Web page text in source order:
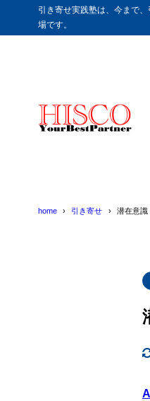
引き寄せ実践塾は、今まで
場です。
home 引き寄せ 潜在意